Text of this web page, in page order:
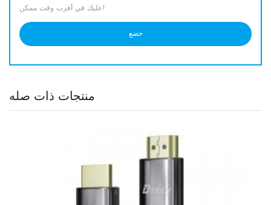
عليك في أقرب وقت ممكن!
منتجات ذات صله